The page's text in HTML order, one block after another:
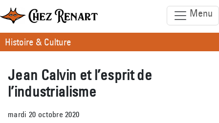
Menu
Histoire & Culture
Jean Calvin et l’esprit de
l’industrialisme
mardi 20 octobre 2020